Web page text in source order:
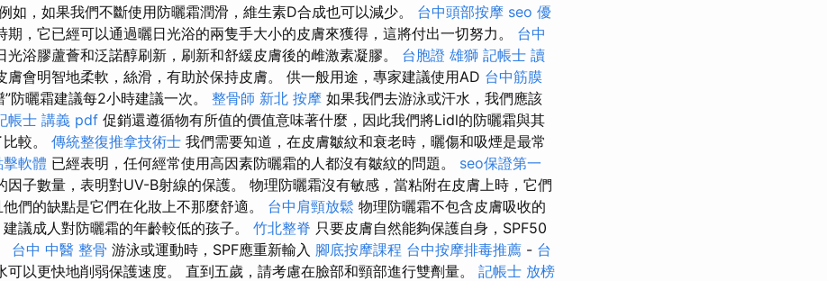
如，如果我們不斷使用防曬霜潤滑，維生素D合成也可以減少。 台中頭部按摩 seo 優
期，它已經可以通過曬日光浴的兩隻手大小的皮膚來獲得，這將付出一切努力。 台中
光浴膠蘆薈和泛諾醇刷新，刷新和舒緩皮膚後的雌激素凝膠。 台胞證 雄獅 記帳士 讀
膚會明智地柔軟，絲滑，有助於保持皮膚。 供一般用途，專家建議使用AD 台中筋膜
”防曬霜建議每2小時建議一次。 整骨師 新北 按摩 如果我們去游泳或汗水，我們應該
帳士 講義 pdf 促銷還遵循物有所值的價值意味著什麼，因此我們將Lidl的防曬霜與其
較。 傳統整復推拿技術士 我們需要知道，在皮膚皺紋和衰老時，曬傷和吸煙是最常
軟體 已經表明，任何經常使用高因素防曬霜的人都沒有皺紋的問題。 seo保證第一
因子數量，表明對UV-B射線的保護。 物理防曬霜沒有敏感，當粘附在皮膚上時，它們
們的缺點是它們在化妝上不那麼舒適。 台中肩頸放鬆 物理防曬霜不包含皮膚吸收的
議成人對防曬霜的年齡較低的孩子。 竹北整脊 只要皮膚自然能夠保護自身，SPF50
台中 中醫 整骨 游泳或運動時，SPF應重新輸入 腳底按摩課程 台中按摩排毒推薦 - 台
可以更快地削弱保護速度。 直到五歲，請考慮在臉部和頸部進行雙劑量。 記帳士 放榜